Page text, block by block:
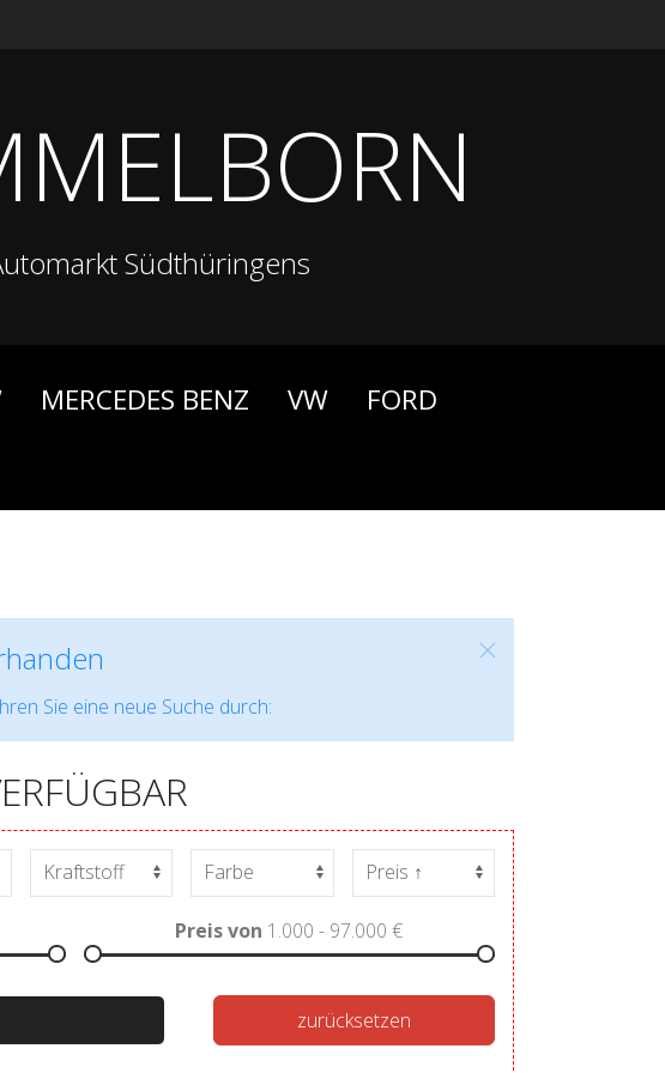
Südthüringens
MERCEDES BENZ VW FORD
Sie eine neue Suche durch:
Preis von 1.000 - 97.000 €
zurücksetzen